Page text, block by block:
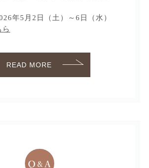
年5月2日（土）～6日（水）
READ MORE